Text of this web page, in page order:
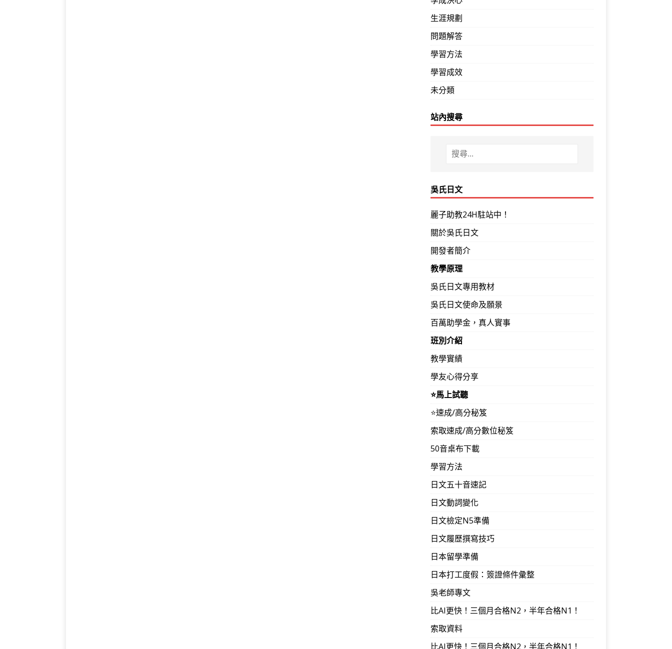
生涯規劃
問題解答
學習方法
學習成效
未分類
站內搜尋
吳氏日文
麗子助教24H駐站中！
關於吳氏日文
開發者簡介
教學原理
吳氏日文專用教材
吳氏日文使命及願景
百萬助學金，真人實事
班別介紹
教學實績
學友心得分享
⭐️馬上試聽
⭐️速成/高分秘笈
索取速成/高分數位秘笈
50音桌布下載
學習方法
日文五十音速記
日文動詞變化
日文檢定N5準備
日文履歷撰寫技巧
日本留學準備
日本打工度假：簽證條件彙整
吳老師專文
比AI更快！三個月合格N2，半年合格N1！
索取資料
比AI更快！三個月合格N2，半年合格N1！